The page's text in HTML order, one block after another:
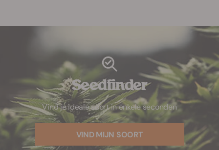
Seedfinder
Vind je ideale soort in enkele seconden
VIND MIJN SOORT